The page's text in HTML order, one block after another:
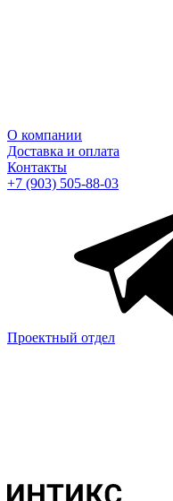
О компании
Доставка и оплата
Контакты
+7 (903) 505-88-03
Проектный отдел